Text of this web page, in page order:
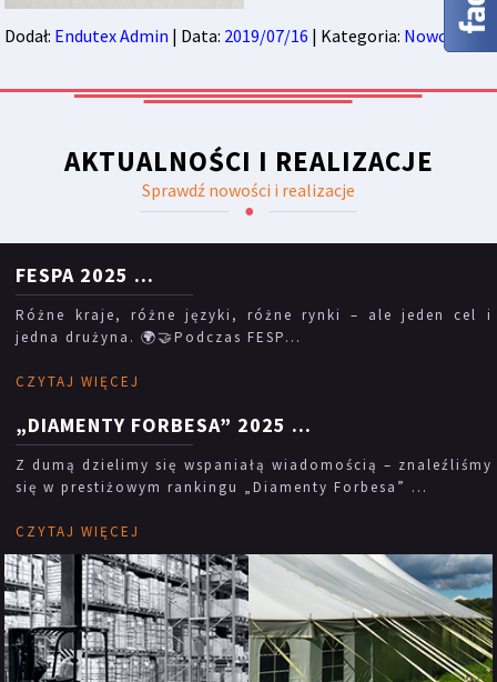
Dodał: Endutex Admin | Data: 2019/07/16 | Kategoria: Nowości
AKTUALNOŚCI I REALIZACJE
Sprawdź nowości i realizacje
FESPA 2025 ...
Różne kraje, różne języki, różne rynki – ale jeden cel i
jedna drużyna. 🌍🤝Podczas FESP...
CZYTAJ WIĘCEJ
„DIAMENTY FORBESA” 2025 ...
Z dumą dzielimy się wspaniałą wiadomością – znaleźliśmy
się w prestiżowym rankingu „Diamenty Forbesa” ...
CZYTAJ WIĘCEJ